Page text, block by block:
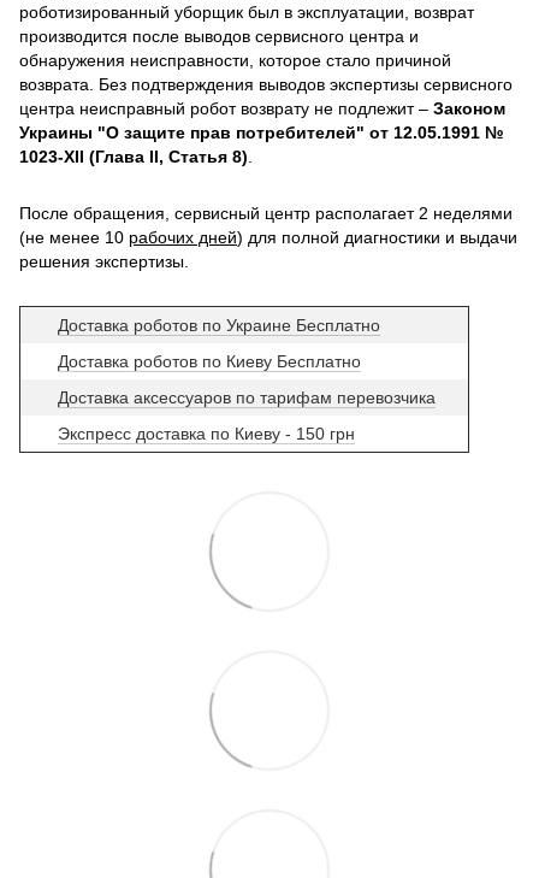
роботизированный уборщик был в эксплуатации, возврат
производится после выводов сервисного центра и
обнаружения неисправности, которое стало причиной
возврата. Без подтверждения выводов экспертизы сервисного
центра неисправный робот возврату не подлежит – Законом
Украины "О защите прав потребителей" от 12.05.1991 №
1023-XII (Глава II, Статья 8)
После обращения, сервисный центр располагает 2 неделями
(не менее 10 рабочих дней) для полной диагностики и выдачи
решения экспертизы.
Доставка роботов по Украине Бесплатно
Доставка роботов по Киеву Бесплатно
Доставка аксессуаров по тарифам перевозчика
Экспресс доставка по Киеву - 150 грн